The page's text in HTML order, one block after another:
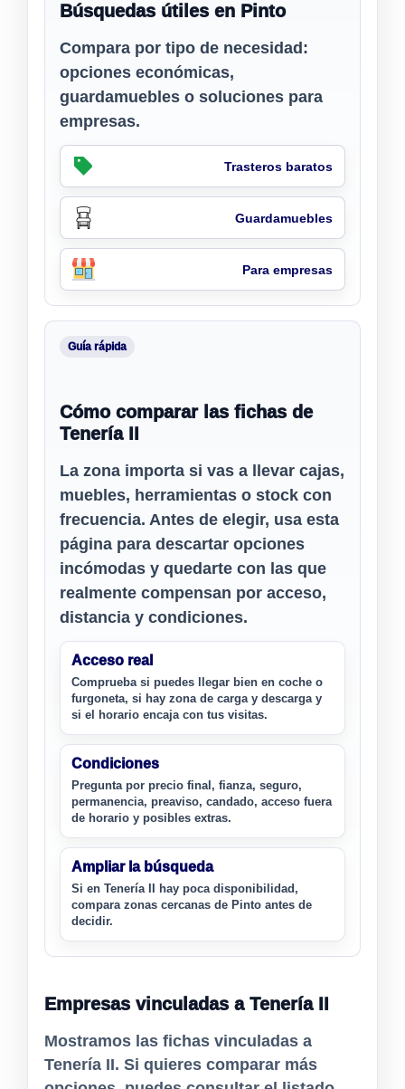
Búsquedas útiles en Pinto
Compara por tipo de necesidad:
opciones económicas,
guardamuebles o soluciones para
empresas.
Trasteros baratos
Guardamuebles
Para empresas
Guía rápida
Cómo comparar las fichas de
Tenería II
La zona importa si vas a llevar cajas,
muebles, herramientas o stock con
frecuencia. Antes de elegir, usa esta
página para descartar opciones
incómodas y quedarte con las que
realmente compensan por acceso,
distancia y condiciones.
Acceso real
Comprueba si puedes llegar bien en coche o
furgoneta, si hay zona de carga y descarga y
si el horario encaja con tus visitas.
Condiciones
Pregunta por precio final, fianza, seguro,
permanencia, preaviso, candado, acceso fuera
de horario y posibles extras.
Ampliar la búsqueda
Si en Tenería II hay poca disponibilidad,
compara zonas cercanas de Pinto antes de
decidir.
Empresas vinculadas a Tenería II
Mostramos las fichas vinculadas a
Tenería II. Si quieres comparar más